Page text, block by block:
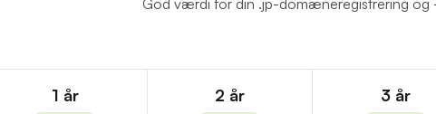
God værdi for din .jp-domæneregistrering og
1 år 2 år 3 år